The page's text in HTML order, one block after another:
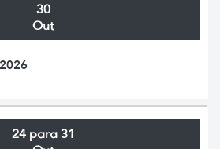
30
Out
24 para 31